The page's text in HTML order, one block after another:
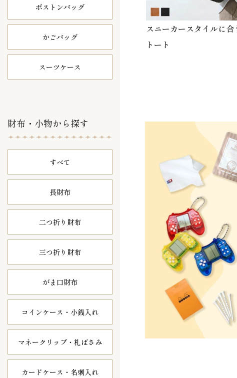
ボストンバッグ
かごバッグ
スーツケース
財布・小物から探す
すべて
長財布
二つ折り財布
三つ折り財布
がま口財布
コインケース・ 小銭入れ
マネークリップ・ 札ばさみ
カードケース・ 名刺入れ
スニーカースタイルに合
トート